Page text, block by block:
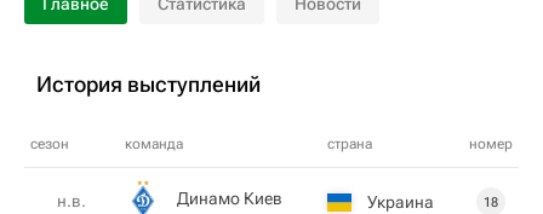
История выступлений
сезон команда страна номер
н.в. Динамо Киев Украина 18